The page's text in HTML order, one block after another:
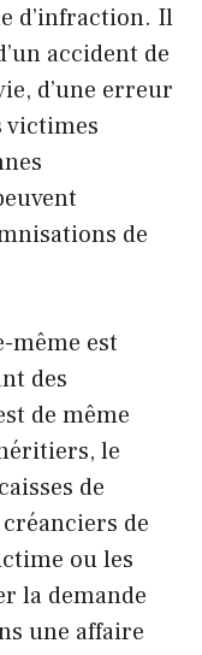
d’infraction. Il
accident de
d’une erreur
victimes
de
même est
des
de même
le
de
de
ou les
la demande
une affaire